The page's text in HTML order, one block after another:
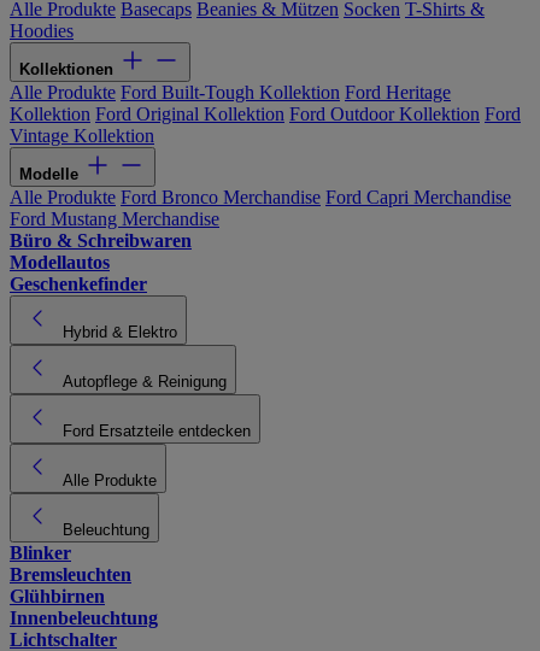
Alle Produkte Basecaps Beanies & Mützen Socken T-Shirts &
Hoodies
Kollektionen
Alle Produkte Ford Built-Tough Kollektion Ford Heritage
Kollektion Ford Original Kollektion Ford Outdoor Kollektion Ford
Vintage Kollektion
Modelle
Alle Produkte Ford Bronco Merchandise Ford Capri Merchandise
Ford Mustang Merchandise
Büro & Schreibwaren
Modellautos
Geschenkefinder
Hybrid & Elektro
Autopflege & Reinigung
Ford Ersatzteile entdecken
Alle Produkte
Beleuchtung
Blinker
Bremsleuchten
Glühbirnen
Innenbeleuchtung
Lichtschalter